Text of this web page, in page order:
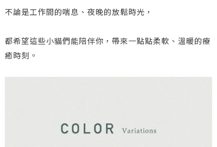
不論是工作間的喘息、夜晚的放鬆時光，
都希望這些小貓們能陪伴你，帶來一點點柔軟、溫暖的療
癒時刻。